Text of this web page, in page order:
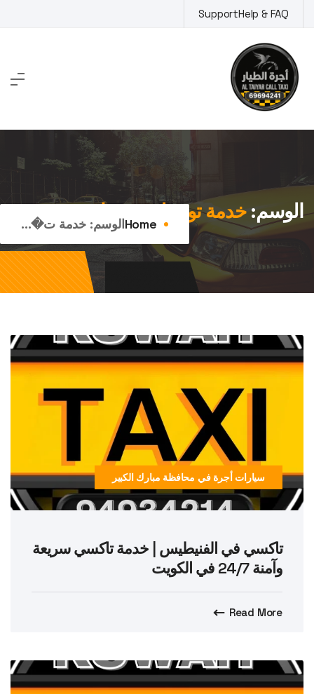
to
content
Help & FAQ
Support
الوسم:خدمة توصيل 24 ساعة
Homeالوسم: خدمة ت�...
سيارات أجرة في محافظة مبارك الكبير
تاكسي في الفنيطيس | خدمة تاكسي سريعة
وآمنة 24/7 في الكويت
Read More